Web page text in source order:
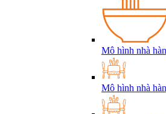
Mô hình nhà
Mô hình nhà